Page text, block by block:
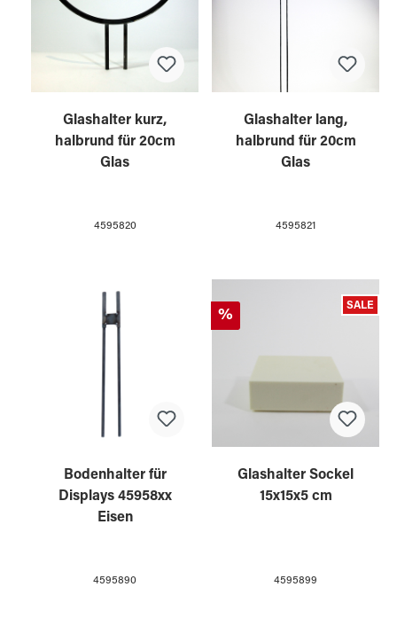
Glashalter kurz,
halbrund für 20cm
Glas
4595820
Glashalter lang,
halbrund für 20cm
Glas
4595821
Bodenhalter für
Displays 45958xx
Eisen
4595890
SALE
%
Glashalter Sockel
15x15x5 cm
4595899